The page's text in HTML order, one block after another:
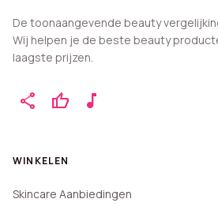
De toonaangevende beauty
Wij helpen je de beste beauty
laagste prijzen.
share thumb_up music_note
WINKELEN
Skincare Aanbiedingen